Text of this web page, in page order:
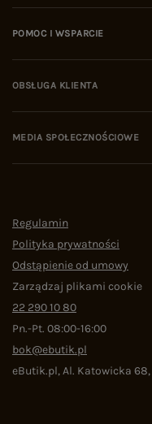
POMOC I WSPARCIE
OBSŁUGA KLIENTA
MEDIA SPOŁECZNOŚCIOWE
Regulamin
Polityka prywatności
Odstąpienie od umowy
Zarządzaj plikami cookie
22 290 10 80
Pn.-Pt. 08:00-16:00
bok@ebutik.pl
eButik.pl,Al. Katowicka 68,